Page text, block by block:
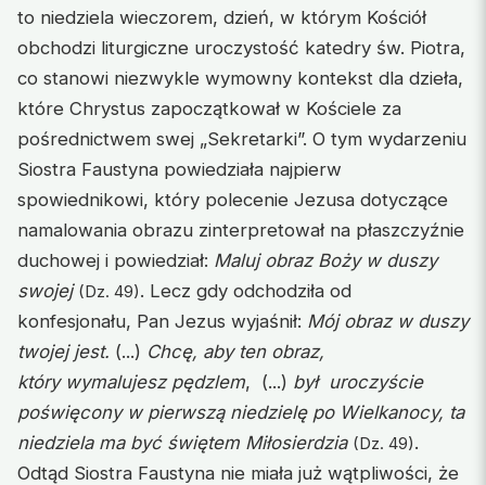
to niedziela wieczorem, dzień, w którym Kościół
obchodzi liturgiczne uroczystość katedry św. Piotra,
co stanowi niezwykle wymowny kontekst dla dzieła,
które Chrystus zapoczątkował w Kościele za
pośrednictwem swej „Sekretarki”. O tym wydarzeniu
Siostra Faustyna powiedziała najpierw
spowiednikowi, który polecenie Jezusa dotyczące
namalowania obrazu zinterpretował na płaszczyźnie
duchowej i powiedział: Maluj obraz Boży w duszy
swojej (Dz. 49). Lecz gdy odchodziła od
konfesjonału, Pan Jezus wyjaśnił: Mój obraz w duszy
twojej jest. (...) Chcę, aby ten obraz,
który wymalujesz pędzlem, (...) był uroczyście
poświęcony w pierwszą niedzielę po Wielkanocy, ta
niedziela ma być świętem Miłosierdzia (Dz. 49).
Odtąd Siostra Faustyna nie miała już wątpliwości, że